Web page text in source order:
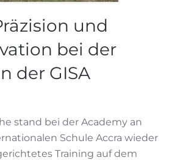
und
bei der
der GISA
stand bei der Academy an
Schule Accra wieder
Training auf dem